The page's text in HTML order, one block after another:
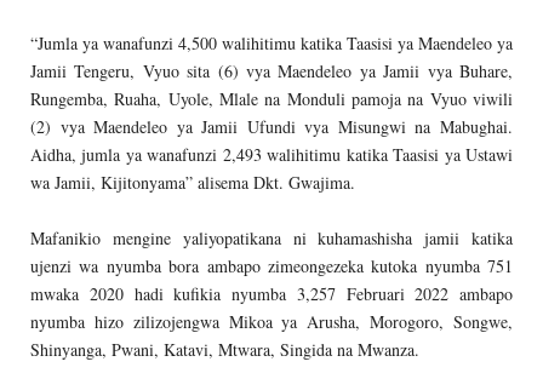
“Jumla ya wanafunzi 4,500 walihitimu katika Taasisi ya Maendeleo ya
Jamii Tengeru, Vyuo sita (6) vya Maendeleo ya Jamii vya Buhare,
Rungemba, Ruaha, Uyole, Mlale na Monduli pamoja na Vyuo viwili
(2) vya Maendeleo ya Jamii Ufundi vya Misungwi na Mabughai.
Aidha, jumla ya wanafunzi 2,493 walihitimu katika Taasisi ya Ustawi
wa Jamii, Kijitonyama” alisema Dkt. Gwajima.
Mafanikio mengine yaliyopatikana ni kuhamashisha jamii katika
ujenzi wa nyumba bora ambapo zimeongezeka kutoka nyumba 751
mwaka 2020 hadi kufikia nyumba 3,257 Februari 2022 ambapo
nyumba hizo zilizojengwa Mikoa ya Arusha, Morogoro, Songwe,
Shinyanga, Pwani, Katavi, Mtwara, Singida na Mwanza.